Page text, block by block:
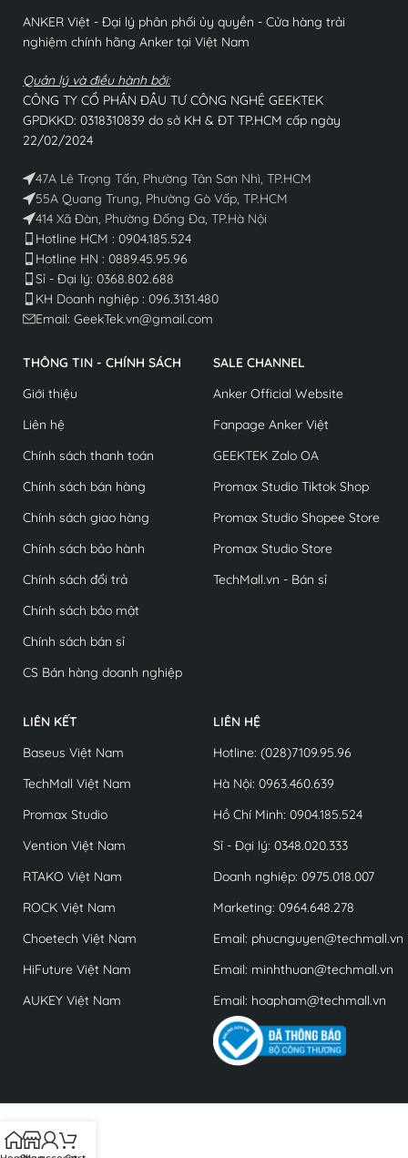
ANKER Việt - Đại lý phân phối ủy quyền - Cửa hàng trải
nghiệm chính hãng Anker tại Việt Nam
Quản lý và điều hành bởi:
CÔNG TY CỔ PHẦN ĐẦU TƯ CÔNG NGHỆ GEEKTEK
GPDKKD: 0318310839 do sở KH & ĐT TP.HCM cấp ngày
22/02/2024
47A Lê Trọng Tấn, Phường Tân Sơn Nhì, TP.HCM
55A Quang Trung, Phường Gò Vấp, TP.HCM
414 Xã Đàn, Phường Đống Đa, TP.Hà Nội
Hotline HCM : 0904.185.524
Hotline HN : 0889.45.95.96
Sỉ - Đại lý: 0368.802.688​
KH Doanh nghiệp : 096.3131.480
Email: GeekTek.vn@gmail.com
THÔNG TIN - CHÍNH SÁCH
Giới thiệu
Liên hệ
Chính sách thanh toán
Chính sách bán hàng
Chính sách giao hàng
Chính sách bảo hành
Chính sách đổi trả
Chính sách bảo mật
Chính sách bán sỉ
CS Bán hàng doanh nghiệp
SALE CHANNEL
Anker Official Website
Fanpage Anker Việt
GEEKTEK Zalo OA
Promax Studio Tiktok Shop
Promax Studio Shopee Store
Promax Studio Store
TechMall.vn - Bán sỉ
LIÊN KẾT
Baseus Việt Nam
TechMall Việt Nam
Promax Studio
Vention Việt Nam
RTAKO Việt Nam
ROCK Việt Nam
Choetech Việt Nam
HiFuture Việt Nam
AUKEY Việt Nam
LIÊN HỆ
Hotline: (028)7109.95.96
Hà Nội: 0963.460.639
Hồ Chí Minh: 0904.185.524
Sỉ - Đại lý: 0348.020.333
Doanh nghiệp: 0975.018.007
Marketing: 0964.648.278
Email: phucnguyen@techmall.vn
Email: minhthuan@techmall.vn
Email: hoapham@techmall.vn